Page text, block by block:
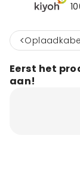
<
Eerst het
aan!